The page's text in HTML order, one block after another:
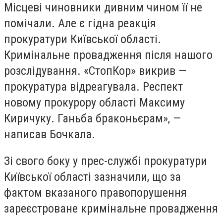
Місцеві чиновники дивним чином її не
помічали. Але є гідна реакція
прокуратури Київської області.
Кримінальне провадження після нашого
розслідування. «СтопКор» викрив —
прокуратура відреагувала. Респект
новому прокурору області Максиму
Киричуку. Ганьба браконьєрам», —
написав Бочкала.
Зі свого боку у прес-службі прокуратури
Київської області зазначили, що за
фактом вказаного правопорушення
зареєстроване кримінальне провадження